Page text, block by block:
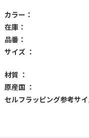
カラー：
在庫：
品番：
サイズ ：
材質 ：
原産国 ：
セルフラッピング参考サイ